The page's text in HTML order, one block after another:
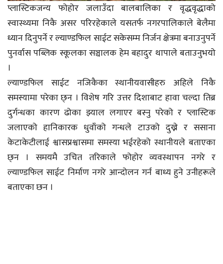
प्लास्टिकजन्य फोहोर जलाउँदा बालबालिका र वृद्धवृद्धाको
स्वास्थ्यमा निकै असर परिरहेकाले यसतर्फ नगरपालिकाले बेलैमा
ध्यान दिनुपर्ने र ल्याण्डफिल साईट सकेसम्म निर्जन क्षेत्रमा बनाउनुपर्ने
पुनर्वास पब्लिक स्कूलका सञ्चालक हेम बहादुर थापाले बताउनुभयो
।
ल्याण्डफिल साईट नजिकैका स्थानीयवासीहरु अहिले निकै
समस्यामा परेका छ्न । विशेष गरि उत्तर दिशाबाट हावा चल्दा तिब्र
दुर्गन्धका कारण ढोका झ्याल लगाएर बस्नु परेको र प्लास्टिक
जलाएको हानिकारक धुवाँको गन्धले टाउको दुख्ने र ससाना
केटाकेटीलाई श्वासप्रश्वासमा समस्या भईरहेको स्थानीयले बताएका
छ्न । समयमै उचित तरिकाले फोहोर व्यवस्थापन नगरे र
ल्याण्डफिल साईट निर्माण नगरे आन्दोलन गर्न बाध्य हुने उनीहरूले
बताएका छन ।